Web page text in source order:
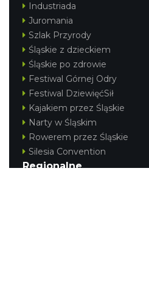
Industriada
Juromania
Szlak Przyrody
Śląskie z dzieckiem
Śląskie po zdrowie
Festiwal Górnej Odry
Festiwal DziewięćSił
Kajakiem przez Śląskie
Narty w Śląskim
Rowerem przez Śląskie
Silesia Convention
Regionalne